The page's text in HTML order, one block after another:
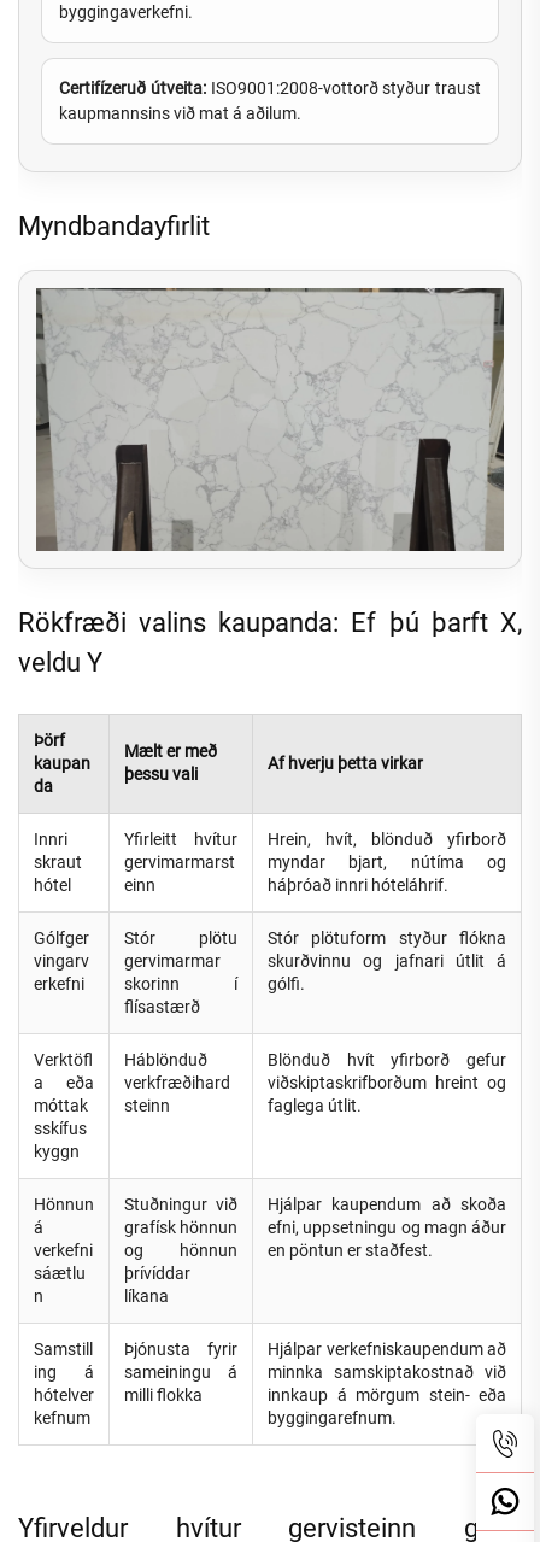
byggingaverkefni.
Certifízeruð útveita: ISO9001:2008-vottorð styður traust
kaupmannsins við mat á aðilum.
Myndbandayfirlit
Rökfræði valins kaupanda: Ef þú þarft X,
veldu Y
Þörf
kaupan
da
Mælt er með
þessu vali
Af hverju þetta virkar
Innri
skraut
hótel
Yfirleitt hvítur
gervimarmarst
einn
Hrein, hvít, blönduð yfirborð
myndar bjart, nútíma og
háþróað innri hóteláhrif.
Gólfger
vingarv
erkefni
Stór plötu
gervimarmar
skorinn í
flísastærð
Stór plötuform styður flókna
skurðvinnu og jafnari útlit á
gólfi.
Verktöfl
a eða
móttak
sskífus
kyggn
Háblönduð
verkfræðihard
steinn
Blönduð hvít yfirborð gefur
viðskiptaskrifborðum hreint og
faglega útlit.
Hönnun
á
verkefni
sáætlu
n
Stuðningur við
grafísk hönnun
og hönnun
þrívíddar
líkana
Hjálpar kaupendum að skoða
efni, uppsetningu og magn áður
en pöntun er staðfest.
Samstill
ing á
hótelver
kefnum
Þjónusta fyrir
sameiningu á
milli flokka
Hjálpar verkefniskaupendum að
minnka samskiptakostnað við
innkaup á mörgum stein- eða
byggingarefnum.
Yfirveldur hvítur gervisteinn gegn